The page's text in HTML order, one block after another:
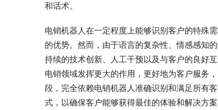
和话术。
电销机器人在一定程度上能够识别客户的特殊
的优势。然而，由于语言的复杂性、情感感知
持续的技术创新、人工干预以及与客户的良好
电销领域发挥更大的作用，更好地为客户服务
段，完全依赖电销机器人准确识别和满足所有
式，以确保客户能够获得最佳的体验和解决方案